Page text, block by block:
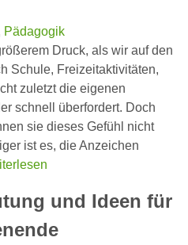
Pädagogik
Druck, als wir auf den
Schule, Freizeitaktivitäten,
zuletzt die eigenen
schnell überfordert. Doch
sie dieses Gefühl nicht
ist es, die Anzeichen
und Ideen für